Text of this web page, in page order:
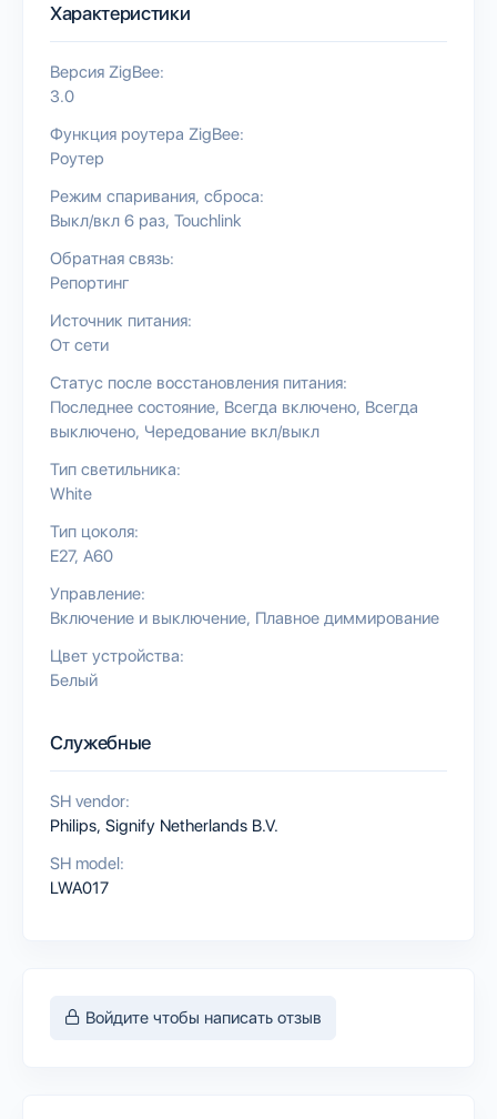
Характеристики
Версия ZigBee:
3.0
Функция роутера ZigBee:
Роутер
Режим спаривания, сброса:
Выкл/вкл 6 раз Touchlink
Обратная связь:
Репортинг
Источник питания:
От сети
Статус после восстановления питания:
Последнее состояние Всегда включено Всегда
выключено Чередование вкл/выкл
Тип светильника:
White
Тип цоколя:
E27 A60
Управление:
Включение и выключение Плавное диммирование
Цвет устройства:
Белый
Служебные
SH vendor:
Philips, Signify Netherlands B.V.
SH model:
LWA017
Войдите чтобы написать отзыв